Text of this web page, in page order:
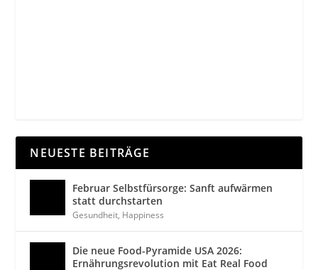
NEUESTE BEITRÄGE
Februar Selbstfürsorge: Sanft aufwärmen
statt durchstarten
Gesundheit, Happiness
Die neue Food-Pyramide USA 2026:
Ernährungsrevolution mit Eat Real Food